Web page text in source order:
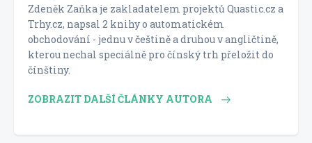
Zdeněk Zaňka je zakladatelem projektů Quastic.cz a
Trhy.cz, napsal 2 knihy o automatickém
obchodování - jednu v češtině a druhou v angličtině,
kterou nechal speciálně pro čínský trh přeložit do
čínštiny.
ZOBRAZIT DALŠÍ ČLÁNKY AUTORA